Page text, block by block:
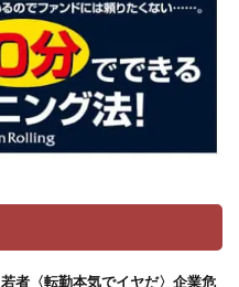
若者〈転勤本気でイヤだ〉企業危